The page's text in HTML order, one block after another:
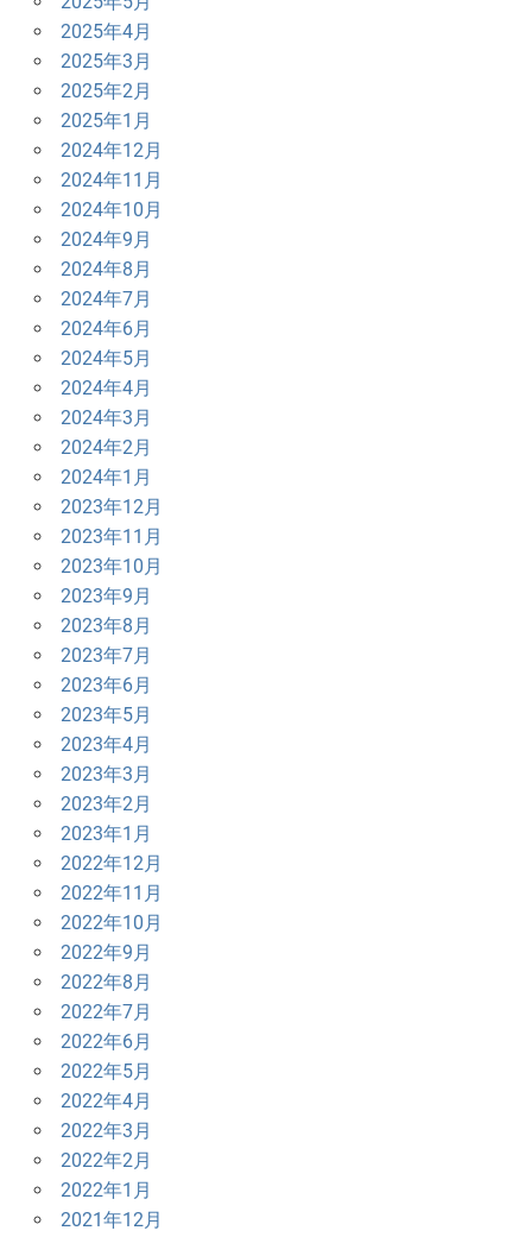
2025年4月
2025年3月
2025年2月
2025年1月
2024年12月
2024年11月
2024年10月
2024年9月
2024年8月
2024年7月
2024年6月
2024年5月
2024年4月
2024年3月
2024年2月
2024年1月
2023年12月
2023年11月
2023年10月
2023年9月
2023年8月
2023年7月
2023年6月
2023年5月
2023年4月
2023年3月
2023年2月
2023年1月
2022年12月
2022年11月
2022年10月
2022年9月
2022年8月
2022年7月
2022年6月
2022年5月
2022年4月
2022年3月
2022年2月
2022年1月
2021年12月